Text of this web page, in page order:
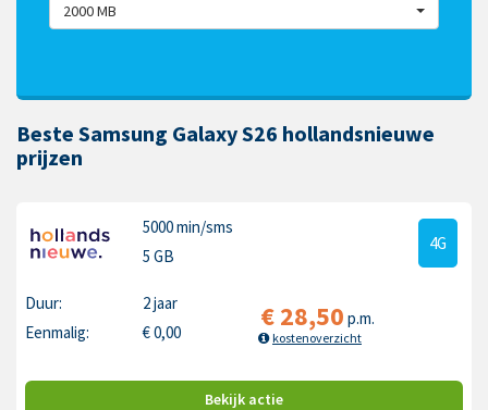
2000 MB
Beste Samsung Galaxy S26 hollandsnieuwe
prijzen
5000 min/sms
5 GB
4G
Duur:
2 jaar
Eenmalig:
€0,00 €28,50 p.m.
kostenoverzicht
Bekijk actie